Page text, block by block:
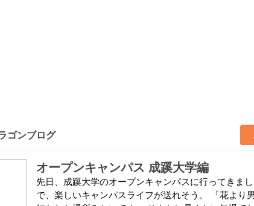
ゴンブログ
オープンキャンパス 成蹊大学編
先日、成蹊大学のオープンキャンパスに行ってきま
で、楽しいキャンパスライフが送れそう。 「花より